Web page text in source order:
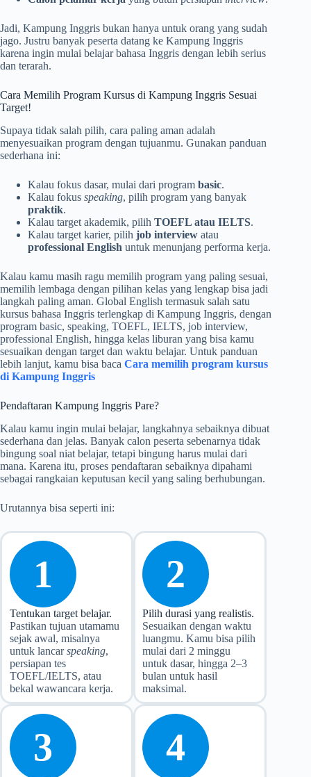
Jadi, Kampung Inggris bukan hanya untuk orang yang sudah
jago. Justru banyak peserta datang ke Kampung Inggris
karena ingin mulai belajar bahasa Inggris dengan lebih serius
dan terarah.
Cara Memilih Program Kursus di Kampung Inggris Sesuai
Target!
Supaya tidak salah pilih, cara paling aman adalah
menyesuaikan program dengan tujuanmu. Gunakan panduan
sederhana ini:
Kalau fokus dasar, mulai dari program basic.
Kalau fokus speaking, pilih program yang banyak
praktik.
Kalau target akademik, pilih TOEFL atau IELTS.
Kalau target karier, pilih job interview atau
professional English untuk menunjang performa kerja.
Kalau kamu masih ragu memilih program yang paling sesuai,
memilih lembaga dengan pilihan kelas yang lengkap bisa jadi
langkah paling aman. Global English termasuk salah satu
kursus bahasa Inggris terlengkap di Kampung Inggris, dengan
program basic, speaking, TOEFL, IELTS, job interview,
professional English, hingga kelas liburan yang bisa kamu
sesuaikan dengan target dan waktu belajar. Untuk panduan
lebih lanjut, kamu bisa baca Cara memilih program kursus
di Kampung Inggris
Pendaftaran Kampung Inggris Pare?
Kalau kamu ingin mulai belajar, langkahnya sebaiknya dibuat
sederhana dan jelas. Banyak calon peserta sebenarnya tidak
bingung soal niat belajar, tetapi bingung harus mulai dari
mana. Karena itu, proses pendaftaran sebaiknya dipahami
sebagai rangkaian keputusan kecil yang saling berhubungan.
Urutannya bisa seperti ini:
1
Tentukan target belajar.
Pastikan tujuan utamamu
sejak awal, misalnya
untuk lancarspeaking,
persiapan tes
TOEFL/IELTS, atau
bekal wawancara kerja.
2
Pilih durasi yang realistis.
Sesuaikan dengan waktu
luangmu. Kamu bisa pilih
mulai dari 2 minggu
untuk dasar, hingga 2–3
bulan untuk hasil
maksimal.
3 4